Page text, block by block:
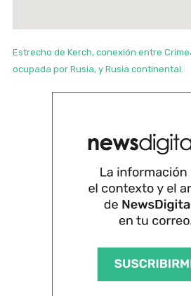
Estrecho de Kerch, conexión entre
ocupada por Rusia, y Rusia continental.